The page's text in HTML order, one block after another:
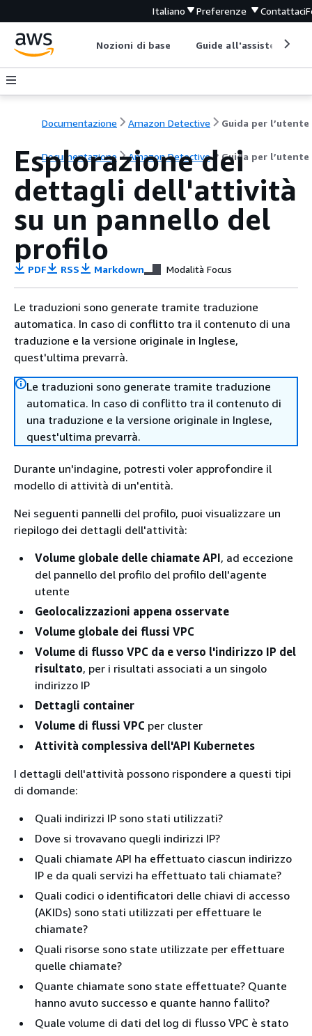
Italiano Preferenze Contattaci
Nozioni di base Guide all'assistenza
Documentazione Amazon Detective Guida per l’utente
Documentazione Amazon Detective Guida per l’utente
Esplorazione dei
dettagli dell'attività
su un pannello del
profilo
PDF RSS Markdown Modalità Focus
Le traduzioni sono generate tramite traduzione
automatica. In caso di conflitto tra il contenuto di una
traduzione e la versione originale in Inglese,
quest'ultima prevarrà.
Le traduzioni sono generate tramite traduzione
automatica. In caso di conflitto tra il contenuto di
una traduzione e la versione originale in Inglese,
quest'ultima prevarrà.
Durante un'indagine, potresti voler approfondire il
modello di attività di un'entità.
Nei seguenti pannelli del profilo, puoi visualizzare un
riepilogo dei dettagli dell'attività:
Volume globale delle chiamate API, ad eccezione
del pannello del profilo del profilo dell'agente
utente
Geolocalizzazioni appena osservate
Volume globale dei flussi VPC
Volume di flusso VPC da e verso l'indirizzo IP del
risultato, per i risultati associati a un singolo
indirizzo IP
Dettagli container
Volume di flussi VPC per cluster
Attività complessiva dell'API Kubernetes
I dettagli dell'attività possono rispondere a questi tipi
di domande:
Quali indirizzi IP sono stati utilizzati?
Dove si trovavano quegli indirizzi IP?
Quali chiamate API ha effettuato ciascun indirizzo
IP e da quali servizi ha effettuato tali chiamate?
Quali codici o identificatori delle chiavi di accesso
(AKIDs) sono stati utilizzati per effettuare le
chiamate?
Quali risorse sono state utilizzate per effettuare
quelle chiamate?
Quante chiamate sono state effettuate? Quante
hanno avuto successo e quante hanno fallito?
Quale volume di dati del log di flusso VPC è stato